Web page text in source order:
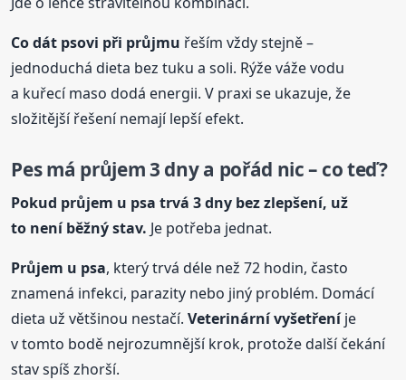
Co dát psovi při průjmu řeším vždy stejně –
jednoduchá dieta bez tuku a soli. Rýže váže vodu
a kuřecí maso dodá energii. V praxi se ukazuje, že
složitější řešení nemají lepší efekt.
Pes má průjem 3 dny a pořád nic – co teď?
Pokud průjem u psa trvá 3 dny bez zlepšení, už
to není běžný stav. Je potřeba jednat.
Průjem u psa, který trvá déle než 72 hodin, často
znamená infekci, parazity nebo jiný problém. Domácí
dieta už většinou nestačí.Veterinární vyšetřeníje
v tomto bodě nejrozumnější krok, protože další čekání
stav spíš zhorší.